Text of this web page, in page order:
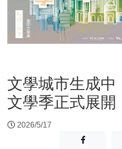
文學城市生成中
文學季正式展開
2026/5/17
分享至